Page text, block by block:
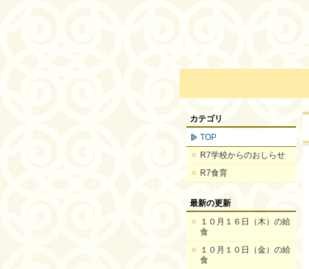
カテゴリ
TOP
R7学校からのおしらせ
R7食育
最新の更新
１０月１６日（木）の給
食
１０月１０日（金）の給
食